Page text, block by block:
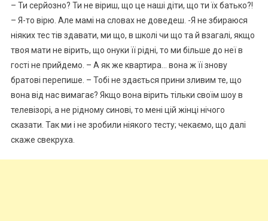
– Ти серйозно? Ти не віриш, що це наші діти, що ти їх батько?!
– Я-то вірю. Але мамі на словах не доведеш. -Я не збираюся
ніяких тес тів здавати, ми що, в школі чи що та й взагалі, якщо
твоя мати не вірить, що онуки її рідні, то ми більше до неї в
гості не прийдемо. – А як же квартира… вона ж її знову
братові перепише. – Тобі не здається прини зливим те, що
вона від нас вимагає? Якщо вона вірить тільки своїм шоу в
телевізорі, а не рідному синові, то мені цій жінці нічого
сказати. Так ми і не зробили ніякого тесту; чекаємо, що далі
скаже свекруха.